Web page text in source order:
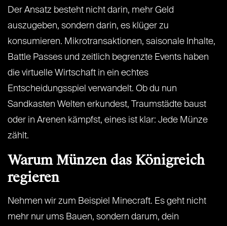
Der Ansatz besteht nicht darin, mehr Geld
auszugeben, sondern darin, es klüger zu
konsumieren. Mikrotransaktionen, saisonale Inhalte,
Battle Passes und zeitlich begrenzte Events haben
die virtuelle Wirtschaft in ein echtes
Entscheidungsspiel verwandelt. Ob du nun
Sandkasten Welten erkundest, Traumstädte baust
oder in Arenen kämpfst, eines ist klar: Jede Münze
zählt.
Warum Münzen das Königreich
regieren
Nehmen wir zum Beispiel Minecraft. Es geht nicht
mehr nur ums Bauen, sondern darum, dein